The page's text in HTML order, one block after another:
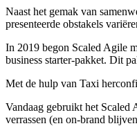
Naast het gemak van
presenteerde obstakels
In 2019 begon Scaled Agile
business starter-pakket. Dit
Met de hulp van Taxi
Vandaag gebruikt het Scaled
verrassen (en on-brand